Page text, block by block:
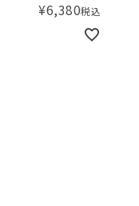
¥6,380税込